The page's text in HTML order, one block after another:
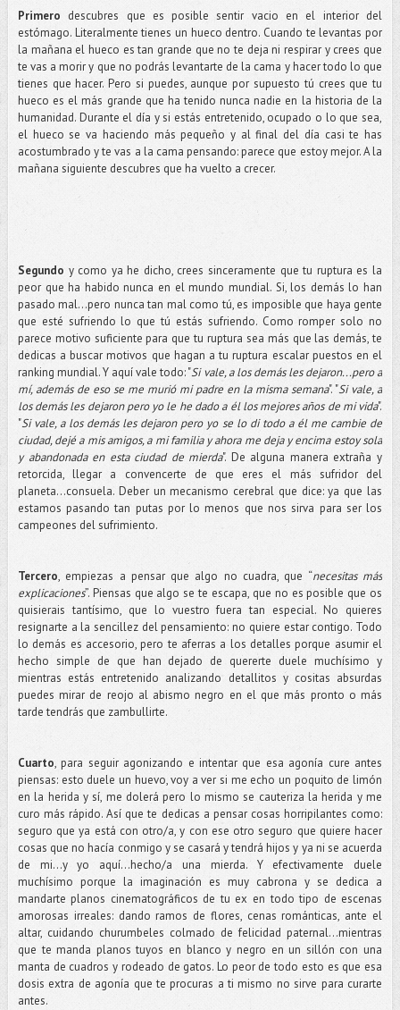
Primero descubres que es posible sentir vacio en el interior del
estómago. Literalmente tienes un hueco dentro. Cuando te levantas por
la mañana el hueco es tan grande que no te deja ni respirar y crees que
te vas a morir y que no podrás levantarte de la cama y hacer todo lo que
tienes que hacer. Pero si puedes, aunque por supuesto tú crees que tu
hueco es el más grande que ha tenido nunca nadie en la historia de la
humanidad. Durante el día y si estás entretenido, ocupado o lo que sea,
el hueco se va haciendo más pequeño y al final del día casi te has
acostumbrado y te vas a la cama pensando: parece que estoy mejor. A la
mañana siguiente descubres que ha vuelto a crecer.
Segundo y como ya he dicho, crees sinceramente que tu ruptura es la
peor que ha habido nunca en el mundo mundial. Si, los demás lo han
pasado mal...pero nunca tan mal como tú, es imposible que haya gente
que esté sufriendo lo que tú estás sufriendo. Como romper solo no
parece motivo suficiente para que tu ruptura sea más que las demás, te
dedicas a buscar motivos que hagan a tu ruptura escalar puestos en el
ranking mundial. Y aquí vale todo: "Si vale, a los demás les dejaron...pero a
mí, además de eso se me murió mi padre en la misma semana". "Si vale, a
los demás les dejaron pero yo le he dado a él los mejores años de mi vida".
"Si vale, a los demás les dejaron pero yo se lo di todo a él me cambie de
ciudad, dejé a mis amigos, a mi familia y ahora me deja y encima estoy sola
y abandonada en esta ciudad de mierda". De alguna manera extraña y
retorcida, llegar a convencerte de que eres el más sufridor del
planeta...consuela. Deber un mecanismo cerebral que dice: ya que las
estamos pasando tan putas por lo menos que nos sirva para ser los
campeones del sufrimiento.
Tercero, empiezas a pensar que algo no cuadra, que “necesitas más
explicaciones”. Piensas que algo se te escapa, que no es posible que os
quisierais tantísimo, que lo vuestro fuera tan especial. No quieres
resignarte a la sencillez del pensamiento: no quiere estar contigo. Todo
lo demás es accesorio, pero te aferras a los detalles porque asumir el
hecho simple de que han dejado de quererte duele muchísimo y
mientras estás entretenido analizando detallitos y cositas absurdas
puedes mirar de reojo al abismo negro en el que más pronto o más
tarde tendrás que zambullirte.
Cuarto, para seguir agonizando e intentar que esa agonía cure antes
piensas: esto duele un huevo, voy a ver si me echo un poquito de limón
en la herida y sí, me dolerá pero lo mismo se cauteriza la herida y me
curo más rápido. Así que te dedicas a pensar cosas horripilantes como:
seguro que ya está con otro/a, y con ese otro seguro que quiere hacer
cosas que no hacía conmigo y se casará y tendrá hijos y ya ni se acuerda
de mi...y yo aquí...hecho/a una mierda. Y efectivamente duele
muchísimo porque la imaginación es muy cabrona y se dedica a
mandarte planos cinematográficos de tu ex en todo tipo de escenas
amorosas irreales: dando ramos de flores, cenas románticas, ante el
altar, cuidando churumbeles colmado de felicidad paternal…mientras
que te manda planos tuyos en blanco y negro en un sillón con una
manta de cuadros y rodeado de gatos. Lo peor de todo esto es que esa
dosis extra de agonía que te procuras a ti mismo no sirve para curarte
antes.